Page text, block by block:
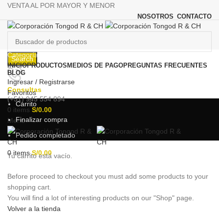
VENTA AL POR MAYOR Y MENOR
NOSOTROS CONTACTO
Search
Consultas
(+51) 945 554 894
0 items S/0.00
Menu
0items S/0.00
Categorías
INICIOPRODUCTOS MEDIOS DE PAGOPREGUNTAS FRECUENTES
BLOG
Ingresar / Registrarse
Favoritos
Carrito
Finalizar compra
Pedido completado
Tu carrito está vacío.
Before proceed to checkout you must add some products to your
shopping cart.
You will find a lot of interesting products on our "Shop" page.
Volver a la tienda